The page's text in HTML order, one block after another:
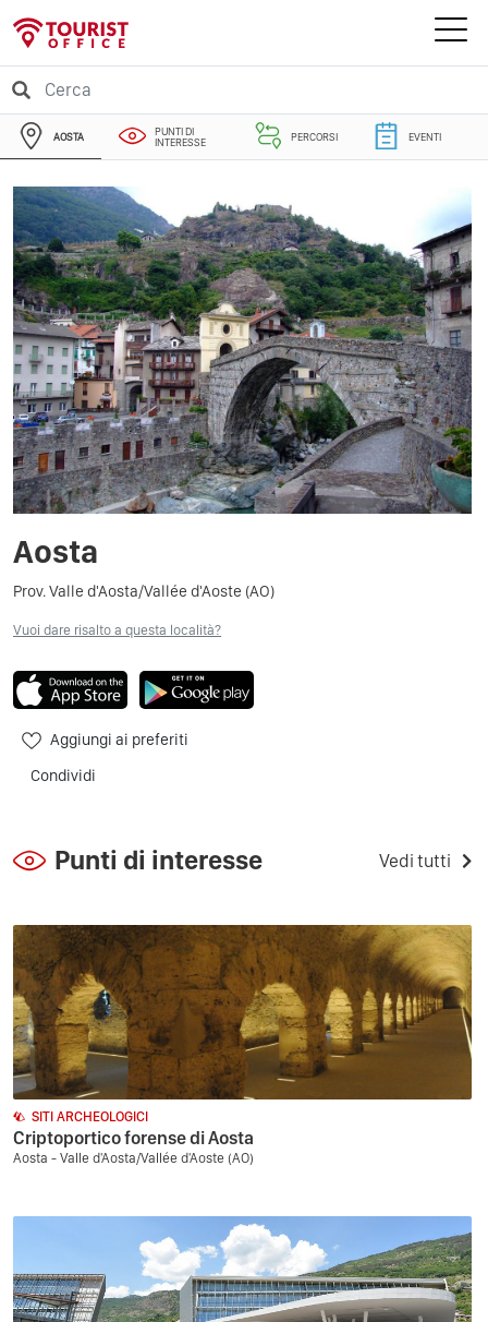
AOSTA
PUNTI DI
INTERESSE
PERCORSI EVENTI
Aosta
Prov. Valle d'Aosta/Vallée d'Aoste (AO)
Vuoi dare risalto a questa località?
Aggiungi ai preferiti
Condividi
Punti di interesse Vedi tutti
SITI ARCHEOLOGICI
Criptoportico forense di Aosta
Aosta - Valle d'Aosta/Vallée d'Aoste (AO)